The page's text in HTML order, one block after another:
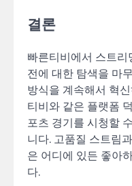
결론
빠른티비에서 스트
전에 대한 탐색을 마
방식을 계속해서 혁
티비와 같은 플랫폼
포츠 경기를 시청할
니다. 고품질 스트림
은 어디에 있든 좋아
다.